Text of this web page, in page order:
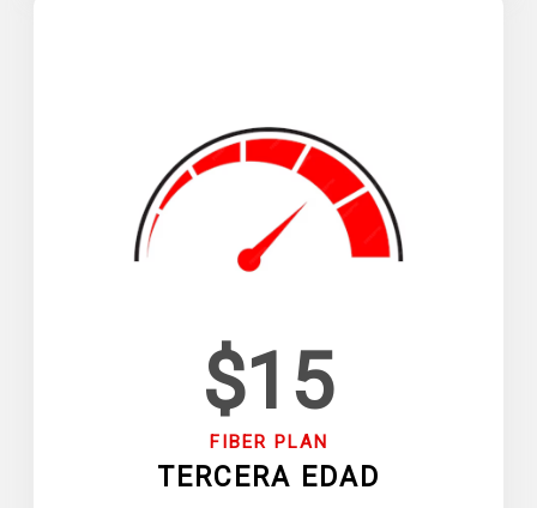
$15
FIBER PLAN
TERCERA EDAD